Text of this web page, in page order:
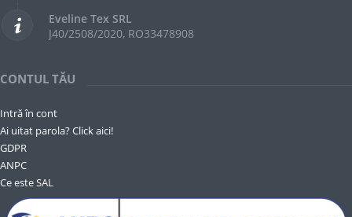
Eveline Tex SRL
J40/2508/2020, RO33478908
CONTUL TĂU
Intră în cont
Ai uitat parola? Click aici!
GDPR
ANPC
Ce este SAL